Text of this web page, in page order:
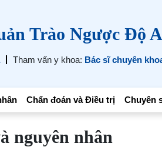
Trào Ngược Độ A
Tham vấn y khoa: Bác sĩ chuyên
Chẩn đoán và Điều trị Chuyên
nguyên nhân